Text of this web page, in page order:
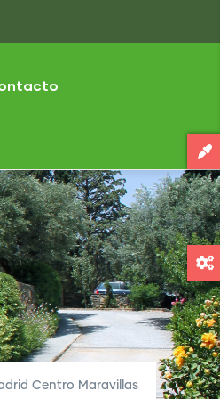
Centro Maravillas